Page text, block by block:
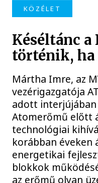
KÖZÉLET
Késéltánc
történik, ha
Mártha Imre, az
vezérigazgatója
adott interjújában
Atomerőmű előtt
technológiai
korábban éveken
energetikai
blokkok
az erőmű olyan